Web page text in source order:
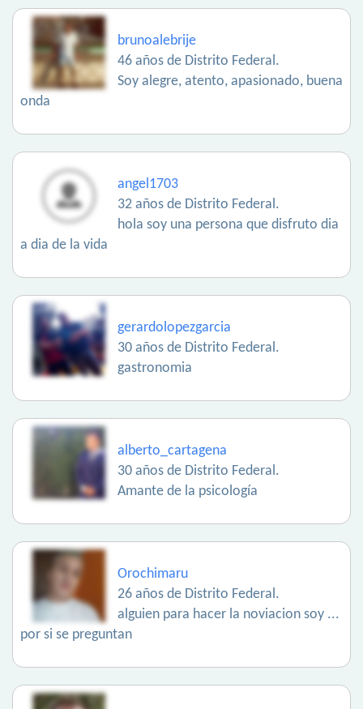
brunoalebrije
46 años de Distrito Federal.
Soy alegre, atento, apasionado, buena
onda
angel1703
32 años de Distrito Federal.
hola soy una persona que disfruto dia
a dia de la vida
gerardolopezgarcia
30 años de Distrito Federal.
gastronomia
alberto_cartagena
30 años de Distrito Federal.
Amante de la psicología
Orochimaru
26 años de Distrito Federal.
alguien para hacer la noviacion soy ...
por si se preguntan